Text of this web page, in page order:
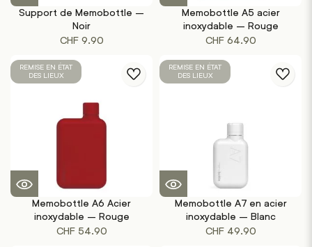
Support de Memobottle –
Noir
CHF9.90
Memobottle A5 acier
inoxydable – Rouge
CHF64.90
REMISE EN ÉTAT
DES LIEUX
Memobottle A6 Acier
inoxydable – Rouge
CHF54.90
REMISE EN ÉTAT
DES LIEUX
Memobottle A7 en acier
inoxydable – Blanc
CHF49.90